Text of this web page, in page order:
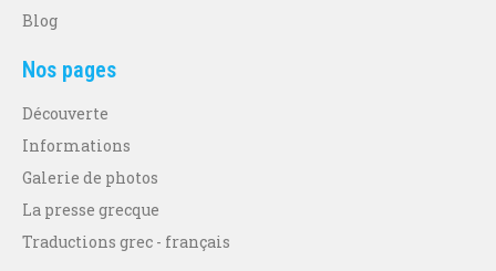
Blog
Nos pages
Découverte
Informations
Galerie de photos
La presse grecque
Traductions grec - français